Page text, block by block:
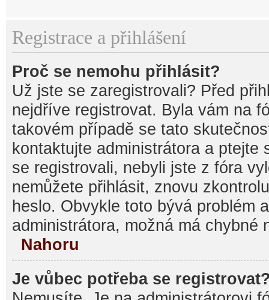
Registrace a přihlášení
Proč se nemohu přihlásit?
Už jste se zaregistrovali? Před
nejdříve registrovat. Byla vám na
takovém případě se tato
kontaktujte administrátora a ptejte
se registrovali, nebyli jste z fóra
nemůžete přihlásit, znovu
heslo. Obvykle toto bývá problém
administrátora, možná má chybné
Nahoru
Je vůbec potřeba se